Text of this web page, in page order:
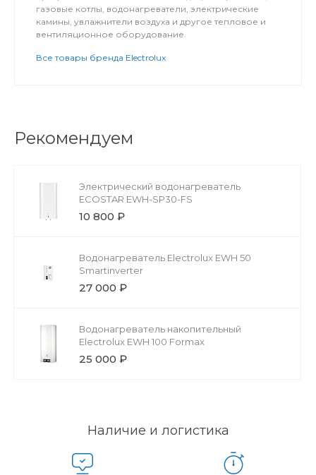
газовые котлы, водонагреватели, электрические
камины, увлажнители воздуха и другое тепловое и
вентиляционное оборудование.
Все товары бренда Electrolux
Рекомендуем
Электрический водонагреватель
ECOSTAR EWH-SP30-FS
10 800 ₽
Водонагреватель Electrolux EWH 50
Smartinverter
27 000 ₽
Водонагреватель накопительный
Electrolux EWH 100 Formax
25 000 ₽
Наличие и логистика